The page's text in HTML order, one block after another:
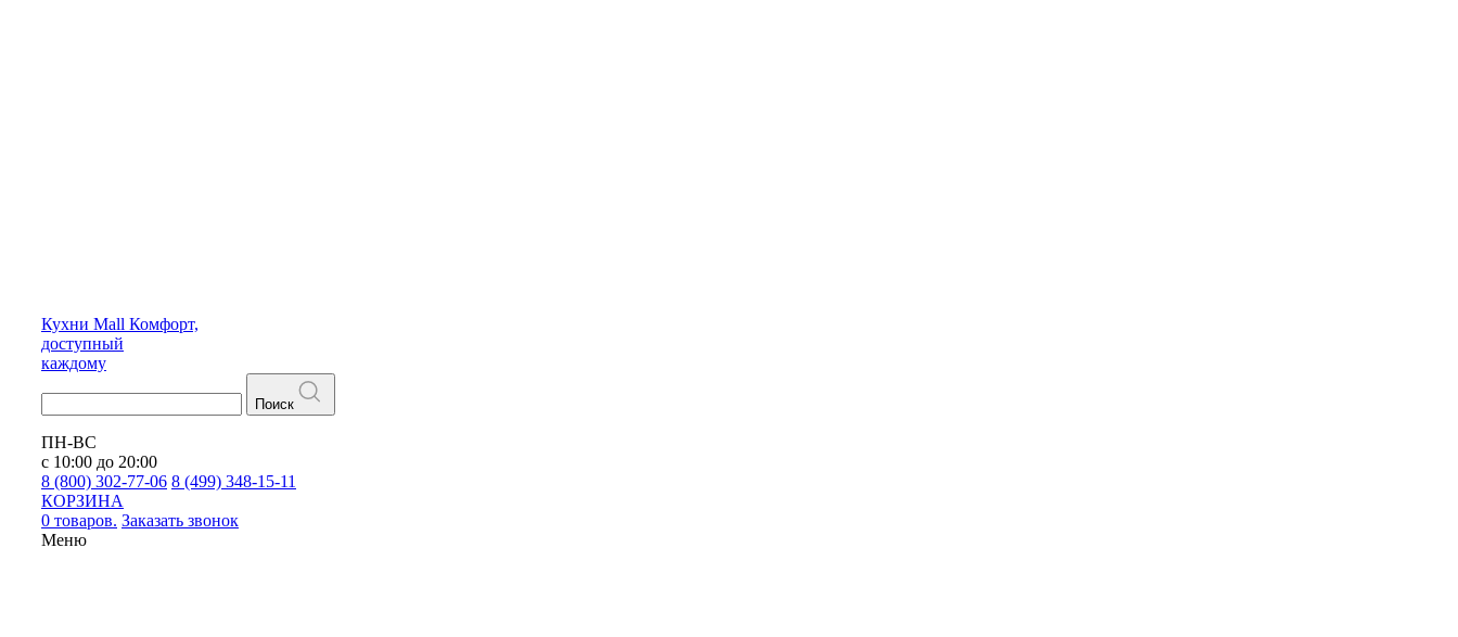
Кухни Mall Комфорт,
доступный
каждому
Поиск
ПН-ВС
с 10:00 до 20:00
8 (800) 302-77-06 8 (499) 348-15-11
КОРЗИНА
0 товаров. Заказать звонок
Меню